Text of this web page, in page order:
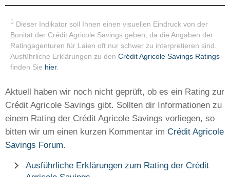
1
Dieser Indikator soll Ihnen einen visuellen Eindruck von der
Bonität der Crédit Agricole Savings geben, da die Angaben der
Ratingagenturen für Laien oft nur schwer zu interpretieren sind.
Ausführliche Erklärungen zu den Crédit Agricole Savings Ratings
finden Sie hier.
Aktuell haben wir noch nicht geprüft, ob es ein Rating zur
Crédit Agricole Savings gibt. Sollten dir Informationen zu
einem Rating der Crédit Agricole Savings vorliegen, so
bitten wir um einen kurzen Kommentar im Crédit Agricole
Savings Forum.
Ausführliche Erklärungen zum Rating der Crédit